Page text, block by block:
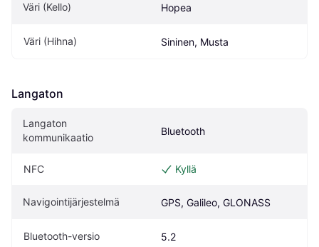
Väri (Kello) Hopea
Väri (Hihna) Sininen, Musta
Langaton
Langaton
kommunikaatio
Bluetooth
NFC Kyllä
Navigointijärjestelmä GPS, Galileo, GLONASS
Bluetooth-versio 5.2